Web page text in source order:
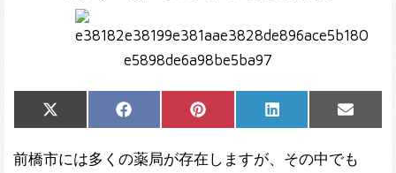
Share
on
X
(Twitter)
Share
on
Facebook Share
on
Pinterest Share
on
LinkedIn
Share
on
Email
前橋市には多くの薬局が存在しますが、その中でも